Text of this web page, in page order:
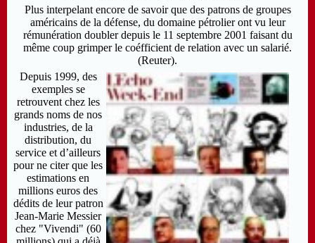
Plus interpelant encore de savoir que des patrons de groupes
américains de la défense, du domaine pétrolier ont vu leur
rémunération doubler depuis le 11 septembre 2001 faisant du
même coup grimper le coéfficient de relation avec un salarié.
(Reuter).
Depuis 1999, des
exemples se
retrouvent chez les
grands noms de nos
industries, de la
distribution, du
service et d’ailleurs
pour ne citer que les
estimations en
millions euros des
dédits de leur patron
Jean-Marie Messier
chez "Vivendi" (60